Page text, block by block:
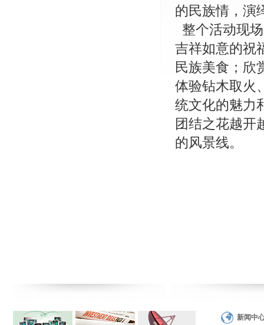
的民族情，演
整个活动现
吉祥如意的祝
民族美食；欣
体验钻木取火
统文化的魅力
团结之花越开
的风景线。
新闻中